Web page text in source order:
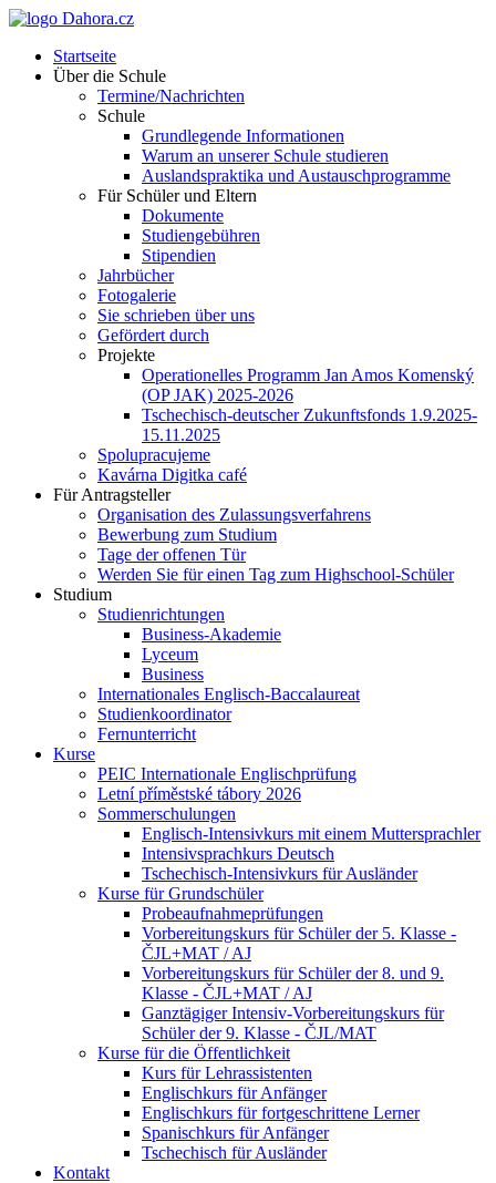
Startseite
Über die Schule
Termine/Nachrichten
Schule
Grundlegende Informationen
Warum an unserer Schule studieren
Auslandspraktika und Austauschprogramme
Für Schüler und Eltern
Dokumente
Studiengebühren
Stipendien
Jahrbücher
Fotogalerie
Sie schrieben über uns
Gefördert durch
Projekte
Operationelles Programm Jan Amos Komenský
(OP JAK) 2025-2026
Tschechisch-deutscher Zukunftsfonds 1.9.2025-
15.11.2025
Spolupracujeme
Kavárna Digitka café
Für Antragsteller
Organisation des Zulassungsverfahrens
Bewerbung zum Studium
Tage der offenen Tür
Werden Sie für einen Tag zum Highschool-Schüler
Studium
Studienrichtungen
Business-Akademie
Lyceum
Business
Internationales Englisch-Baccalaureat
Studienkoordinator
Fernunterricht
Kurse
PEIC Internationale Englischprüfung
Letní příměstské tábory 2026
Sommerschulungen
Englisch-Intensivkurs mit einem Muttersprachler
Intensivsprachkurs Deutsch
Tschechisch-Intensivkurs für Ausländer
Kurse für Grundschüler
Probeaufnahmeprüfungen
Vorbereitungskurs für Schüler der 5. Klasse -
ČJL+MAT / AJ
Vorbereitungskurs für Schüler der 8. und 9.
Klasse - ČJL+MAT / AJ
Ganztägiger Intensiv-Vorbereitungskurs für
Schüler der 9. Klasse - ČJL/MAT
Kurse für die Öffentlichkeit
Kurs für Lehrassistenten
Englischkurs für Anfänger
Englischkurs für fortgeschrittene Lerner
Spanischkurs für Anfänger
Tschechisch für Ausländer
Kontakt